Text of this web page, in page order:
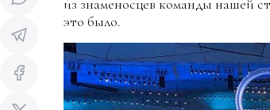
из знаменосцев команды нашей
это было.